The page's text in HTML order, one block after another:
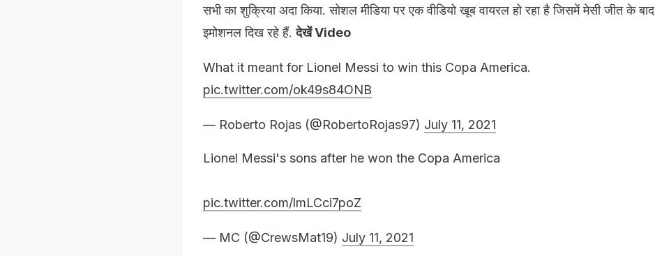
सभी का शुक्रिया अदा किया. सोशल मीडिया पर एक वीडियो खूब वायरल हो रहा है जिसमें मेसी जीत के बाद
इमोशनल दिख रहे हैं.देखें Video
What it meant for Lionel Messi to win this Copa America.
pic.twitter.com/ok49s84ONB
— Roberto Rojas (@RobertoRojas97) July 11, 2021
Lionel Messi's sons after he won the Copa America
pic.twitter.com/lmLCci7poZ
— MC (@CrewsMat19) July 11, 2021